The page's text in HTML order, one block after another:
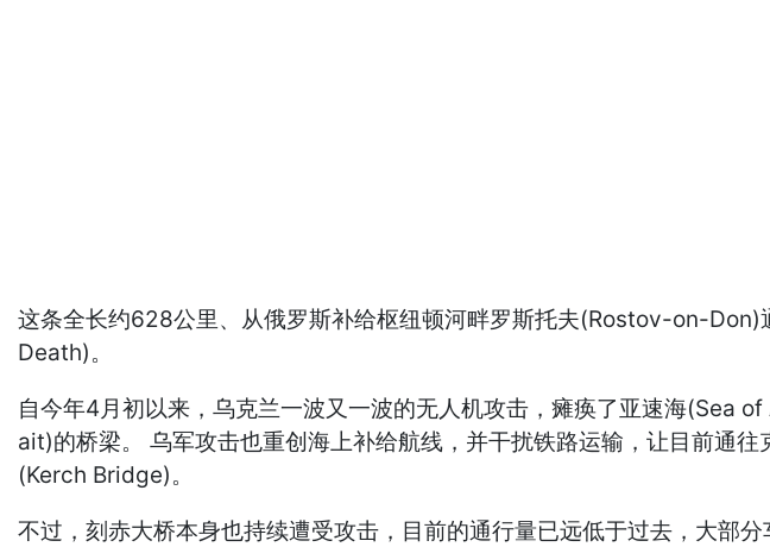
这条全长约628公里、从俄罗斯补给枢纽顿河畔罗斯托夫(Rostov-on-
Death)。
自今年4月初以来，乌克兰一波又一波的无人机攻击，瘫痪了亚速海(Sea
ait)的桥梁。 乌军攻击也重创海上补给航线，并干扰铁路运输，让目前通
(Kerch Bridge)。
不过，刻赤大桥本身也持续遭受攻击，目前的通行量已远低于过去，大部